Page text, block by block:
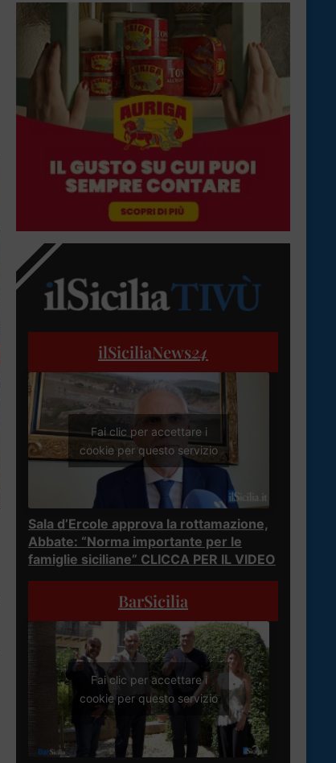
ilSiciliaNews24
Fai clic per accettare i
cookie per questo servizio
Sala d’Ercole approva la rottamazione,
Abbate: “Norma importante per le
famiglie siciliane” CLICCA PER IL VIDEO
BarSicilia
Fai clic per accettare i
cookie per questo servizio